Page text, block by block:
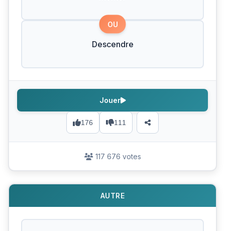
OU
Descendre
176 111
Jouer
117 676 votes
AUTRE